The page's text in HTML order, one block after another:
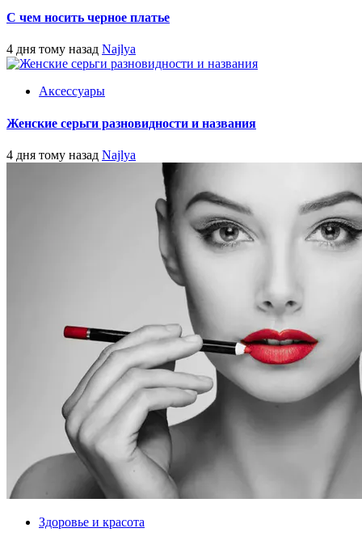
С чем носить черное платье
4 дня тому назад Najlya
Аксессуары
Женские серьги разновидности и названия
4 дня тому назад Najlya
Здоровье и красота